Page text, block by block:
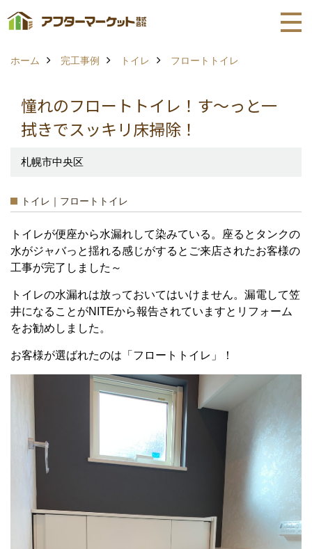
ホーム 完工事例 トイレ フロートトイレ
憧れのフロートトイレ！す～っと一
拭きでスッキリ床掃除！
札幌市中央区
トイレ｜フロートトイレ
トイレが便座から水漏れして染みている。座るとタンクの
水がジャバっと揺れる感じがするとご来店されたお客様の
工事が完了しました～
トイレの水漏れは放っておいてはいけません。漏電して笠
井になることがNITEから報告されていますとリフォーム
をお勧めしました。
お客様が選ばれたのは「フロートトイレ」！